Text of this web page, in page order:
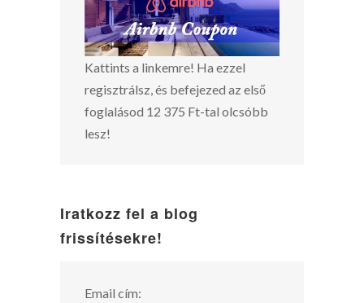
Kattints a linkemre! Ha ezzel
regisztrálsz, és befejezed az első
foglalásod 12 375 Ft-tal olcsóbb
lesz!
Iratkozz fel a blog
frissítésekre!
Email cím: